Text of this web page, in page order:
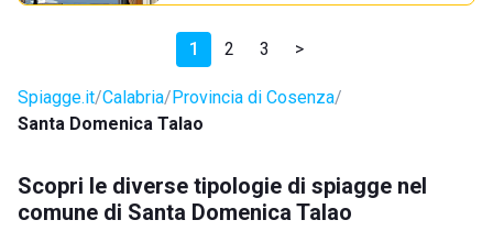
1 2 3 >
Spiagge.it Calabria Provincia di Cosenza
Santa Domenica Talao
Scopri le diverse tipologie di spiagge nel
comune di Santa Domenica Talao